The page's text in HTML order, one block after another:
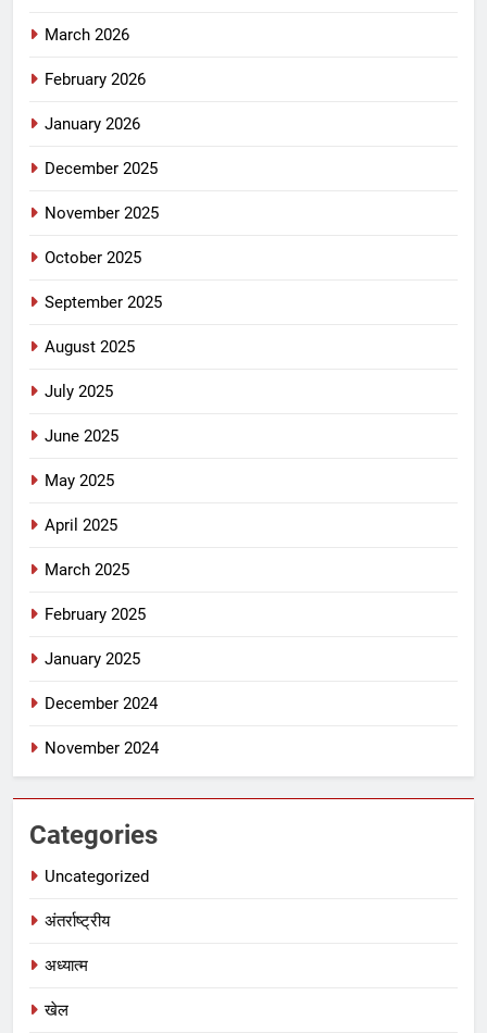
March 2026
February 2026
January 2026
December 2025
November 2025
October 2025
September 2025
August 2025
July 2025
June 2025
May 2025
April 2025
March 2025
February 2025
January 2025
December 2024
November 2024
Categories
Uncategorized
अंतर्राष्ट्रीय
अध्यात्म
खेल